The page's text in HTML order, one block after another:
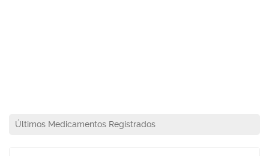
Últimos Medicamentos Registrados